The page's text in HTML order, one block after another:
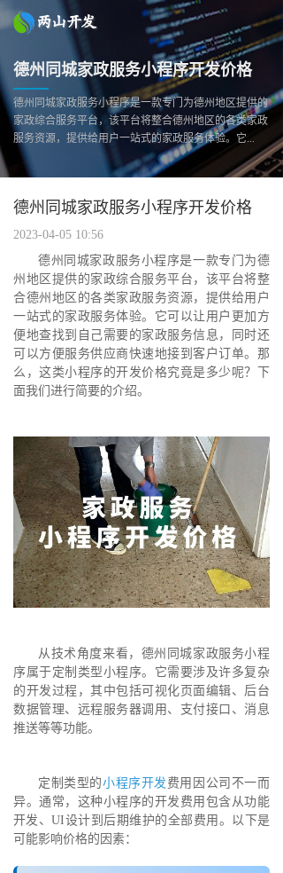
德州同城家政服务小程序开发价格
德州同城家政服务小程序是一款专门为德州地区提供的
家政综合服务平台，该平台将整合德州地区的各类家政
服务资源，提供给用户一站式的家政服务体验。它...
德州同城家政服务小程序开发价格
2023-04-05 10:56
德州同城家政服务小程序是一款专门为德
州地区提供的家政综合服务平台，该平台将整
合德州地区的各类家政服务资源，提供给用户
一站式的家政服务体验。它可以让用户更加方
便地查找到自己需要的家政服务信息，同时还
可以方便服务供应商快速地接到客户订单。那
么，这类小程序的开发价格究竟是多少呢？下
面我们进行简要的介绍。
从技术角度来看，德州同城家政服务小程
序属于定制类型小程序。它需要涉及许多复杂
的开发过程，其中包括可视化页面编辑、后台
数据管理、远程服务器调用、支付接口、消息
推送等等功能。
定制类型的小程序开发 费用因公司不一而
异。通常，这种小程序的开发费用包含从功能
开发、UI设计到后期维护的全部费用。以下是
可能影响价格的因素：